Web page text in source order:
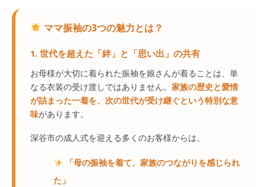
ママ振袖の3つの魅力とは？
1. 世代を超えた「絆」と「思い出」の共有
お母様が大切に着られた振袖を娘さんが着ることは、単
なる衣装の受け渡しではありません。家族の歴史と愛情
が詰まった一着を、次の世代が受け継ぐという特別な意
味があります。
深谷市の成人式を迎える多くのお客様からは、
「母の振袖を着て、家族のつながりを感じられ
た」